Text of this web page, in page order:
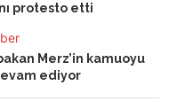
protesto etti
Merz’in kamuoyu
ediyor